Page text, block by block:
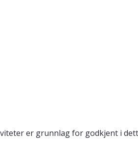
er grunnlag for godkjent i